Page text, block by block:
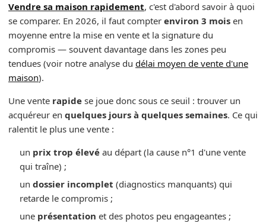
Vendre sa maison rapidement, c'est d'abord savoir à quoi
se comparer. En 2026, il faut compter environ 3 mois en
moyenne entre la mise en vente et la signature du
compromis — souvent davantage dans les zones peu
tendues (voir notre analyse du délai moyen de vente d'une
maison).
Une vente rapide se joue donc sous ce seuil : trouver un
acquéreur en quelques jours à quelques semaines. Ce qui
ralentit le plus une vente :
un prix trop élevéau départ (la cause n°1 d'une vente
qui traîne) ;
un dossier incomplet (diagnostics manquants) qui
retarde le compromis ;
une présentation et des photos peu engageantes ;